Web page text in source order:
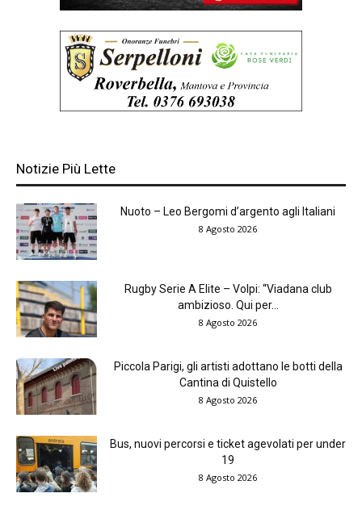
Notizie Più Lette
Nuoto – Leo Bergomi d’argento agli Italiani
8 Agosto 2026
Rugby Serie A Elite – Volpi: “Viadana club
ambizioso. Qui per...
8 Agosto 2026
Piccola Parigi, gli artisti adottano le botti della
Cantina di Quistello
8 Agosto 2026
Bus, nuovi percorsi e ticket agevolati per under
19
8 Agosto 2026